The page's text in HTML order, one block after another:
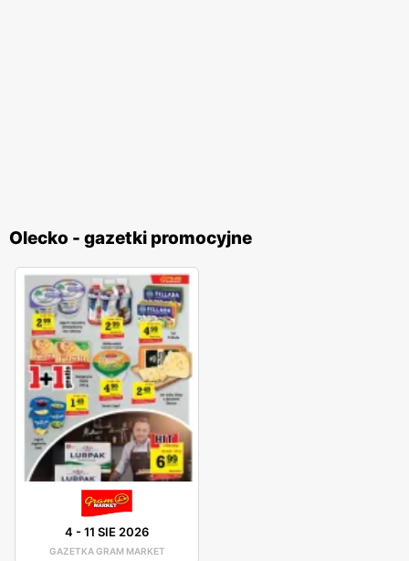
Olecko - gazetki promocyjne
4 -11 SIE 2026
GAZETKA GRAM MARKET